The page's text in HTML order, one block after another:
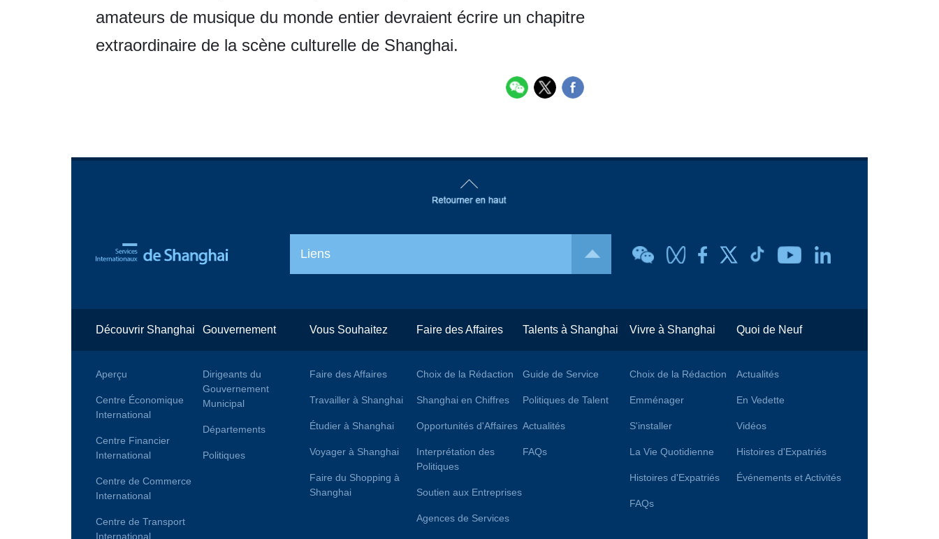
amateurs de musique du monde entier devraient écrire un chapitre
extraordinaire de la scène culturelle de Shanghai.
Liens
Découvrir Shanghai
Aperçu
Centre Économique
International
Centre Financier
International
Centre de Commerce
International
Centre de Transport
International
Gouvernement
Dirigeants du
Gouvernement
Municipal
Départements
Politiques
Vous Souhaitez
Faire des Affaires
Travailler à Shanghai
Étudier à Shanghai
Voyager à Shanghai
Faire du Shopping à
Shanghai
Faire des Affaires
Choix de la Rédaction
Shanghai en Chiffres
Opportunités d'Affaires
Interprétation des
Politiques
Soutien aux Entreprises
Agences de Services
Talents à Shanghai
Guide de Service
Politiques de Talent
Actualités
FAQs
Vivre à Shanghai
Choix de la Rédaction
Emménager
S'installer
La Vie Quotidienne
Histoires d'Expatriés
FAQs
Quoi de Neuf
Actualités
En Vedette
Vidéos
Histoires d'Expatriés
Événements et Activités